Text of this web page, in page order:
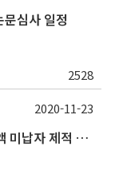
심사 일정
2528
2020학년도 제2학기 등록금 분납 및 차액 미납자 제적 예정 알림
2020-11-23